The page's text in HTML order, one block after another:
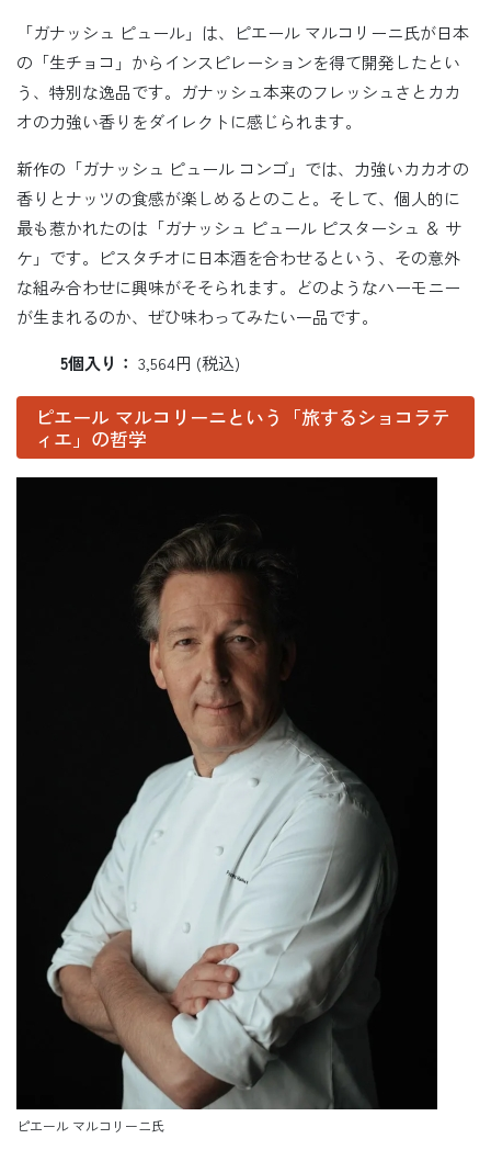
「ガナッシュ ピュール」は、ピエール マルコリーニ氏が日本
の「生チョコ」からインスピレーションを得て開発したとい
う、特別な逸品です。ガナッシュ本来のフレッシュさとカカ
オの力強い香りをダイレクトに感じられます。
新作の「ガナッシュ ピュール コンゴ」では、力強いカカオの
香りとナッツの食感が楽しめるとのこと。そして、個人的に
最も惹かれたのは「ガナッシュ ピュール ピスターシュ ＆ サ
ケ」です。ピスタチオに日本酒を合わせるという、その意外
な組み合わせに興味がそそられます。どのようなハーモニー
が生まれるのか、ぜひ味わってみたい一品です。
5個入り： 3,564円 (税込)
ピエール マルコリーニという「旅するショコラテ
ィエ」の哲学
ピエール マルコリーニ氏